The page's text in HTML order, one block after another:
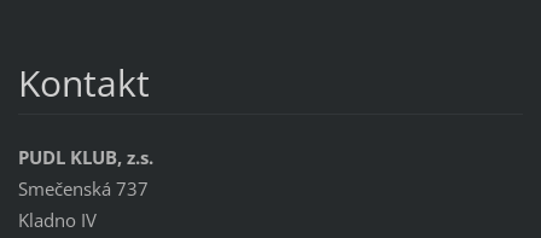
Kontakt
PUDL KLUB, z.s.
Smečenská 737
Kladno IV